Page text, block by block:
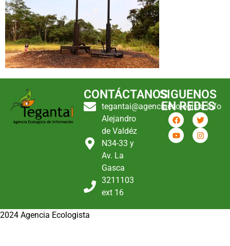
CONTÁCTANOS
tegantai@agenciaecologista.info
Alejandro
de Valdéz
N34-33 y
Av. La
Gasca
3211103
ext 16
SIGUENOS
EN REDES
2024 Agencia Ecologista